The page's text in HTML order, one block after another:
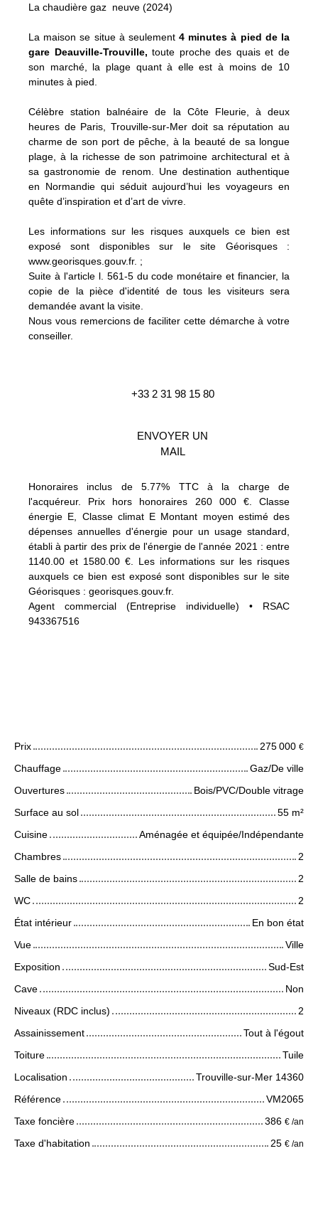
La chaudière gaz neuve (2024)
La maison se situe à seulement4 minutes à pied de la
gare Deauville-Trouville, toute proche des quais et de
son marché, la plage quant à elle est à moins de 10
minutes à pied.
Célèbre station balnéaire de la Côte Fleurie, à deux
heures de Paris, Trouville-sur-Mer doit sa réputation au
charme de son port de pêche, à la beauté de sa longue
plage, à la richesse de son patrimoine architectural et à
sa gastronomie de renom. Une destination authentique
en Normandie qui séduit aujourd’hui les voyageurs en
quête d’inspiration et d’art de vivre.
Les informations sur les risques auxquels ce bien est
exposé sont disponibles sur le site Géorisques :
www.georisques.gouv.fr. ;
Suite à l'article l. 561-5 du code monétaire et financier, la
copie de la pièce d'identité de tous les visiteurs sera
demandée avant la visite.
Nous vous remercions de faciliter cette démarche à votre
conseiller.
+33 2 31 98 15 80
ENVOYER UN
MAIL
Honoraires inclus de 5.77% TTC à la charge de
l'acquéreur. Prix hors honoraires 260 000 €. Classe
énergie E, Classe climat E Montant moyen estimé des
dépenses annuelles d'énergie pour un usage standard,
établi à partir des prix de l'énergie de l'année 2021 : entre
1140.00 et 1580.00 €. Les informations sur les risques
auxquels ce bien est exposé sont disponibles sur le site
Géorisques : georisques.gouv.fr.
Agent commercial (Entreprise individuelle) • RSAC
943367516
Prix 275 000 €
Chauffage
Gaz/De ville
Ouvertures
Bois/PVC/Double vitrage
Surface au sol
55 m²
Cuisine
Aménagée et équipée/Indépendante
Chambres
2
Salle de bains
2
WC
2
État intérieur
En bon état
Vue
Ville
Exposition
Sud-Est
Cave
Non
Niveaux (RDC inclus)
2
Assainissement
Tout à l'égout
Toiture
Tuile
Localisation
Trouville-sur-Mer 14360
Référence
VM2065
Taxe foncière
386 € /an
Taxe d'habitation 25 € /an